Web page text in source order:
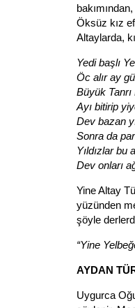
Öksüz kız
Altaylarda,
Yedi başlı
Öc alır ay
Büyük
Ayı bitirip
Dev bazan
Sonra da
Yıldızlar bu
Dev onları
Yine Altay
yüzünden
şöyle
“Yine
AYDAN
Uygurca